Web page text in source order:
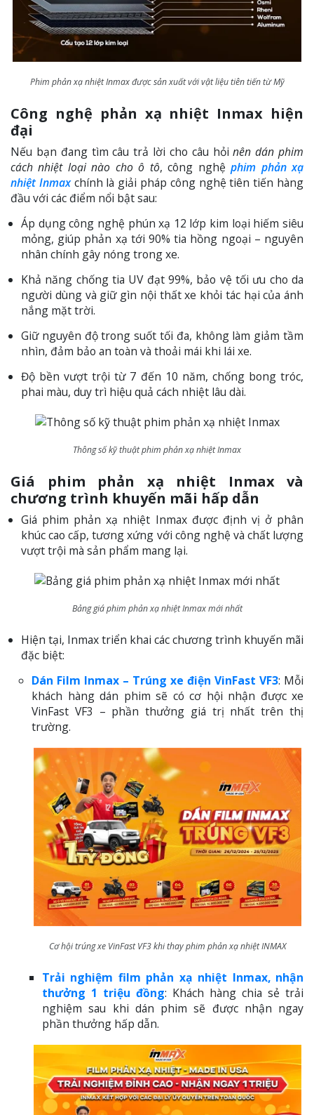
Phim phản xạ nhiệt Inmax được sản xuất với vật liệu tiên tiến từ Mỹ
Công nghệ phản xạ nhiệt Inmax hiện
đại
Nếu bạn đang tìm câu trả lời cho câu hỏinên dán phim
cách nhiệt loại nào cho ô tô, công nghệphim phản xạ
nhiệt Inmaxchính là giải pháp công nghệ tiên tiến hàng
đầu với các điểm nổi bật sau:
Áp dụng công nghệ phún xạ 12 lớp kim loại hiếm siêu
mỏng, giúp phản xạ tới 90% tia hồng ngoại – nguyên
nhân chính gây nóng trong xe.
Khả năng chống tia UV đạt 99%, bảo vệ tối ưu cho da
người dùng và giữ gìn nội thất xe khỏi tác hại của ánh
nắng mặt trời.
Giữ nguyên độ trong suốt tối đa, không làm giảm tầm
nhìn, đảm bảo an toàn và thoải mái khi lái xe.
Độ bền vượt trội từ 7 đến 10 năm, chống bong tróc,
phai màu, duy trì hiệu quả cách nhiệt lâu dài.
Thông số kỹ thuật phim phản xạ nhiệt Inmax
Giá phim phản xạ nhiệt Inmax và
chương trình khuyến mãi hấp dẫn
Giá phim phản xạ nhiệt Inmax được định vị ở phân
khúc cao cấp, tương xứng với công nghệ và chất lượng
vượt trội mà sản phẩm mang lại.
Bảng giá phim phản xạ nhiệt Inmax mới nhất
Hiện tại, Inmax triển khai các chương trình khuyến mãi
đặc biệt:
Dán Film Inmax – Trúng xe điện VinFast VF3: Mỗi
khách hàng dán phim sẽ có cơ hội nhận được xe
VinFast VF3 – phần thưởng giá trị nhất trên thị
trường.
Cơ hội trúng xe VinFast VF3 khi thay phim phản xạ nhiệt INMAX
Trải nghiệm film phản xạ nhiệt Inmax, nhận
thưởng 1 triệu đồng: Khách hàng chia sẻ trải
nghiệm sau khi dán phim sẽ được nhận ngay
phần thưởng hấp dẫn.